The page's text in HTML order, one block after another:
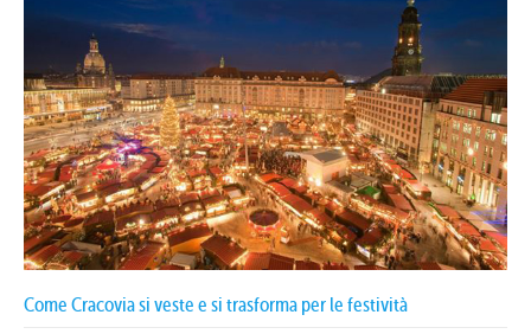
Come Cracovia si veste e si trasforma per le festività